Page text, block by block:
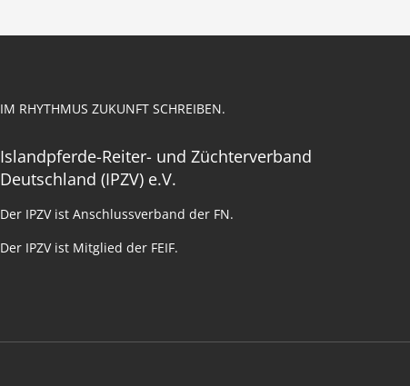
IM RHYTHMUS ZUKUNFT SCHREIBEN.
Islandpferde-Reiter- und Züchterverband
Deutschland (IPZV) e.V.
Der IPZV ist Anschlussverband der FN.
Der IPZV ist Mitglied der FEIF.